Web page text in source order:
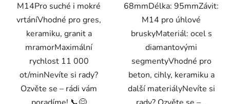
M14Pro suché i mokré
vrtáníVhodné pro gres,
keramiku, granit a
mramorMaximální
rychlost 11 000
ot/minNevíte si rady?
Ozvěte se – rádi vám
68mmDélka: 95mmZávit:
M14 pro úhlové
bruskyMateriál: ocel s
diamantovými
segmentyVhodné pro
beton, cihly, keramiku a
další materiályNevíte si